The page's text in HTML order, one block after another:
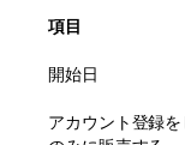
項目
開始日
アカウント登録